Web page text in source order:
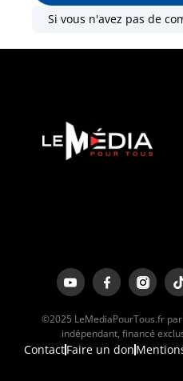
Si vous n'avez pas de
©2025 LeMediaPourTous.fr par
indépendant, financé
ContactFaire un don